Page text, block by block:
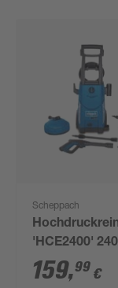
Scheppach
'HCE2400'
180 bar
159,99 €